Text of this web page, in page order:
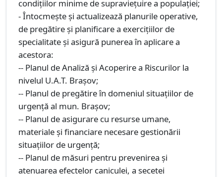
condițiilor minime de supraviețuire a populației;
- Întocmește și actualizează planurile operative,
de pregătire şi planificare a exerciţiilor de
specialitate şi asigură punerea în aplicare a
acestora:
-- Planul de Analiză şi Acoperire a Riscurilor la
nivelul U.A.T. Brașov;
-- Planul de pregătire în domeniul situațiilor de
urgență al mun. Brașov;
-- Planul de asigurare cu resurse umane,
materiale şi financiare necesare gestionării
situaţiilor de urgenţă;
-- Planul de măsuri pentru prevenirea şi
atenuarea efectelor caniculei, a secetei